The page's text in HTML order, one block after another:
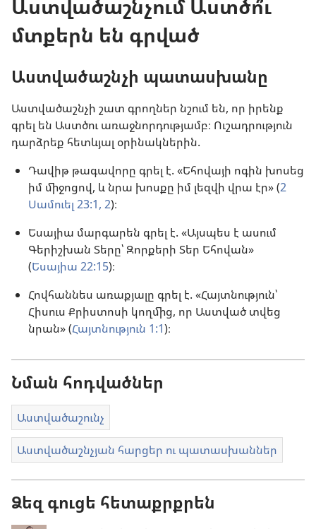
Աստվածաշնչում Աստծո՞ւ
մտքերն են գրված
Աստվածաշնչի պատասխանը
Աստվածաշնչի շատ գրողներ նշում են, որ իրենք
գրել են Աստծու առաջնորդությամբ։ Ուշադրություն
դարձրեք հետևյալ օրինակներին.
Դավիթ թագավորը գրել է. «Եհովայի ոգին խոսեց
իմ միջոցով, և նրա խոսքը իմ լեզվի վրա էր» (2
Սամուել 23:1, 2)։
Եսայիա մարգարեն գրել է. «Այսպես է ասում
Գերիշխան Տերը՝ Զորքերի Տեր Եհովան»
(Եսայիա 22:15)։
Հովհաննես առաքյալը գրել է. «Հայտնություն՝
Հիսուս Քրիստոսի կողմից, որ Աստված տվեց
նրան» (Հայտնություն 1:1)։
Նման հոդվածներ
Աստվածաշունչ
Աստվածաշնչյան հարցեր ու պատասխաններ
Ձեզ գուցե հետաքրքրեն